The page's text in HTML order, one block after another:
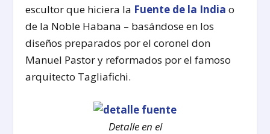
escultor que hiciera la Fuente de la India o
de la Noble Habana – basándose en los
diseños preparados por el coronel don
Manuel Pastor y reformados por el famoso
arquitecto Tagliafichi.
Detalle en el